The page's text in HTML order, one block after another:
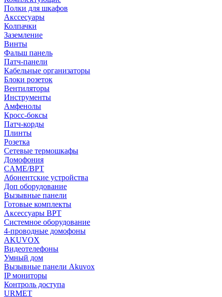
Полки для шкафов
Акссесуары
Колпачки
Заземление
Винты
Фальш панель
Патч-панели
Кабельные организаторы
Блоки розеток
Вентиляторы
Инструменты
Амфенолы
Кросс-боксы
Патч-корды
Плинты
Розетка
Сетевые термошкафы
Домофония
CAME/BPT
Абонентские устройства
Доп оборудование
Вызывные панели
Готовые комплекты
Аксессуары BPT
Системное оборудование
4-проводные домофоны
AKUVOX
Видеотелефоны
Умный дом
Вызывные панели Akuvox
IP мониторы
Контроль доступа
URMET